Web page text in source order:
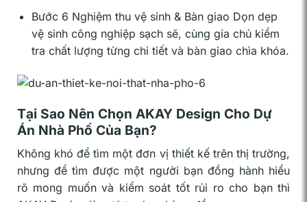
Bước 6 Nghiệm thu vệ sinh & Bàn giao Dọn dẹp
vệ sinh công nghiệp sạch sẽ, cùng gia chủ kiểm
tra chất lượng từng chi tiết và bàn giao chìa khóa.
Tại Sao Nên Chọn AKAY Design Cho Dự
Án Nhà Phố Của Bạn?
Không khó để tìm một đơn vị thiết kế trên thị trường,
nhưng để tìm được một người bạn đồng hành hiểu
rõ mong muốn và kiểm soát tốt rủi ro cho bạn thì